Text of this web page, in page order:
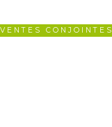
VENTES CONJOINTES